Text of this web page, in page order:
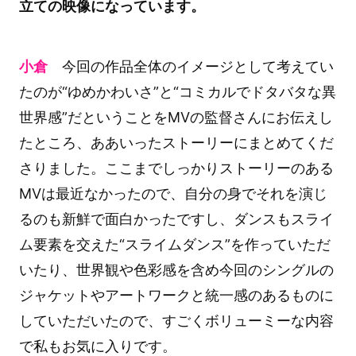
立ての映像になっています。
小倉今回の作品全体のイメージとして考えてい
たのが“ゆめかわいさ”と“コミカルでドタバタな異
世界感”だということをMVの監督さんにお伝えし
たところ、ああいったストーリーにまとめてくだ
さりました。ここまでしっかりストーリーのある
MVは最近なかったので、自分の身でそれを演じ
るのも新鮮で面白かったですし、ダンスもスライ
ム要素を交えた“スライムダンス”を作っていただ
いたり、世界観や色彩感を含め今回のシングルの
ジャケットやアートワークと統一感のあるものに
していただいたので、すごくボリューミーな内容
で私もお気に入りです。